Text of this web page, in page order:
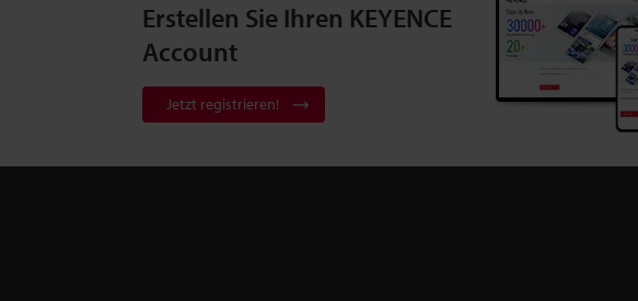
Erstellen Sie Ihren KEYENCE
Account
Jetzt registrieren!